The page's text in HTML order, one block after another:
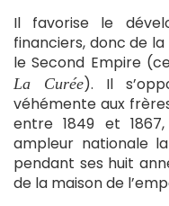
Il favorise le
financiers, donc de la
le Second Empire
La Curée). Il
véhémente aux
entre 1849 et
ampleur nationale
pendant ses huit
de la maison de